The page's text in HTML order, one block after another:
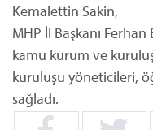
Kemalettin Sakin,
MHP İl Başkanı Ferhan
kamu kurum ve
kuruluşu yöneticileri,
sağladı.